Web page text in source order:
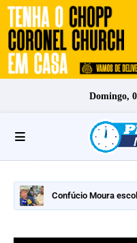
Domingo,
Confúcio Moura